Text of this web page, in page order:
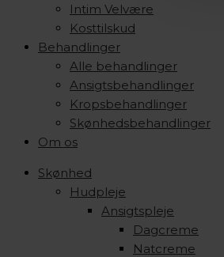
Intim Velvære
Kosttilskud
Behandlinger
Alle behandlinger
Ansigtsbehandlinger
Kropsbehandlinger
Skønhedsbehandlinger
Om os
Skønhed
Hudpleje
Ansigtspleje
Dagcreme
Natcreme